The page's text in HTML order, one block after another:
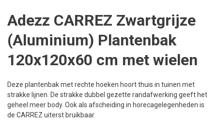
Adezz CARREZ Zwartgrijze
(Aluminium) Plantenbak
120x120x60 cm met wielen
Deze plantenbak met rechte hoeken hoort thuis in tuinen met
strakke lijnen. De strakke dubbel gezette randafwerking geeft het
geheel meer body. Ook als afscheiding in horecagelegenheden is
de CARREZ uiterst bruikbaar.